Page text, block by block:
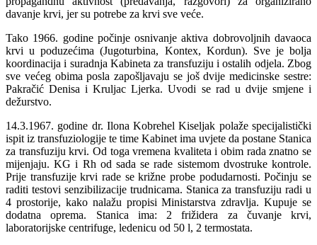
davanje krvi, jer su potrebe za krvi sve veće.
Tako 1966. godine počinje osnivanje aktiva dobrovoljnih davaoca
krvi u poduzećima (Jugoturbina, Kontex, Kordun). Sve je bolja
koordinacija i suradnja Kabineta za transfuziju i ostalih odjela. Zbog
sve većeg obima posla zapošljavaju se još dvije medicinske sestre:
Pakračić Denisa i Kruljac Ljerka. Uvodi se rad u dvije smjene i
dežurstvo.
14.3.1967. godine dr. Ilona Kobrehel Kiseljak polaže specijalistički
ispit iz transfuziologije te time Kabinet ima uvjete da postane Stanica
za transfuziju krvi. Od toga vremena kvaliteta i obim rada znatno se
mijenjaju. KG i Rh od sada se rade sistemom dvostruke kontrole.
Prije transfuzije krvi rade se križne probe podudarnosti. Počinju se
raditi testovi senzibilizacije trudnicama. Stanica za transfuziju radi u
4 prostorije, kako nalažu propisi Ministarstva zdravlja. Kupuje se
dodatna oprema. Stanica ima: 2 frižidera za čuvanje krvi,
laboratorijske centrifuge, ledenicu od 50 l, 2 termostata.